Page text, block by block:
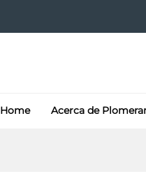
Home Acerca de